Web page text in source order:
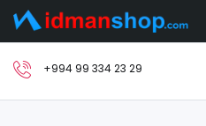
+994 99 334 23 29